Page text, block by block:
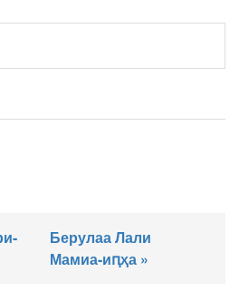
Берулаа Лали
Мамиа-иԥҳа »